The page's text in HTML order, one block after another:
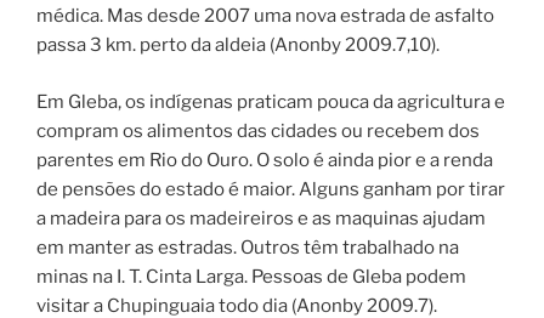
médica. Mas desde 2007 uma nova estrada de asfalto
passa 3 km. perto da aldeia (Anonby 2009.7,10).
Em Gleba, os indígenas praticam pouca da agricultura e
compram os alimentos das cidades ou recebem dos
parentes em Rio do Ouro. O solo é ainda pior e a renda
de pensões do estado é maior. Alguns ganham por tirar
a madeira para os madeireiros e as maquinas ajudam
em manter as estradas. Outros têm trabalhado na
minas na I. T. Cinta Larga. Pessoas de Gleba podem
visitar a Chupinguaia todo dia (Anonby 2009.7).